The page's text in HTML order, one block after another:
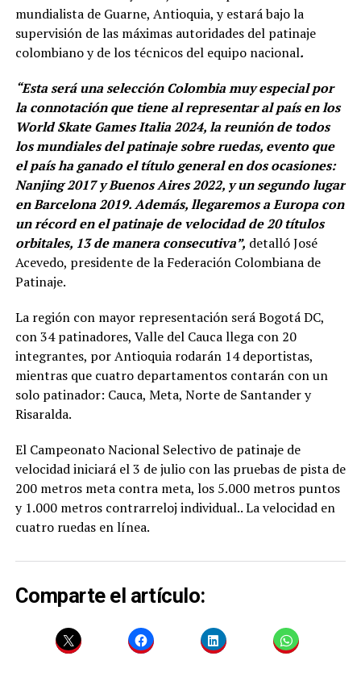
mundialista de Guarne, Antioquia, y estará bajo la
supervisión de las máximas autoridades del patinaje
colombiano y de los técnicos del equipo nacional.
“Esta será una selección Colombia muy especial por
la connotación que tiene al representar al país en los
World Skate Games Italia 2024, la reunión de todos
los mundiales del patinaje sobre ruedas, evento que
el país ha ganado el título general en dos ocasiones:
Nanjing 2017 y Buenos Aires 2022, y un segundo lugar
en Barcelona 2019. Además, llegaremos a Europa con
un récord en el patinaje de velocidad de 20 títulos
orbitales, 13 de manera consecutiva”, detalló José
Acevedo, presidente de la Federación Colombiana de
Patinaje.
La región con mayor representación será Bogotá DC,
con 34 patinadores, Valle del Cauca llega con 20
integrantes, por Antioquia rodarán 14 deportistas,
mientras que cuatro departamentos contarán con un
solo patinador: Cauca, Meta, Norte de Santander y
Risaralda.
El Campeonato Nacional Selectivo de patinaje de
velocidad iniciará el 3 de julio con las pruebas de pista de
200 metros meta contra meta, los 5.000 metros puntos
y 1.000 metros contrarreloj individual.. La velocidad en
cuatro ruedas en línea.
Comparte el artículo: